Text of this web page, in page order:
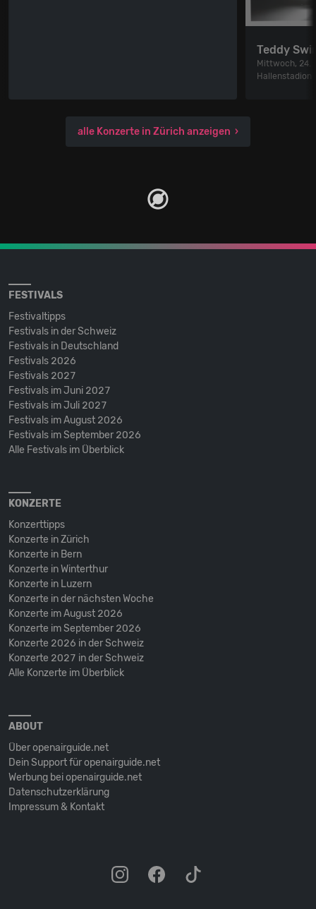
Teddy
Mittwoch, 24.
Hallenstadion
alle Konzerte in Zürich anzeigen
FESTIVALS
Festivaltipps
Festivals in der Schweiz
Festivals in Deutschland
Festivals 2026
Festivals 2027
Festivals im Juni 2027
Festivals im Juli 2027
Festivals im August 2026
Festivals im September 2026
Alle Festivals im Überblick
KONZERTE
Konzerttipps
Konzerte in Zürich
Konzerte in Bern
Konzerte in Winterthur
Konzerte in Luzern
Konzerte in der nächsten Woche
Konzerte im August 2026
Konzerte im September 2026
Konzerte 2026 in der Schweiz
Konzerte 2027 in der Schweiz
Alle Konzerte im Überblick
ABOUT
Über openairguide.net
Dein Support für openairguide.net
Werbung bei openairguide.net
Datenschutz­erklärung
Impressum & Kontakt